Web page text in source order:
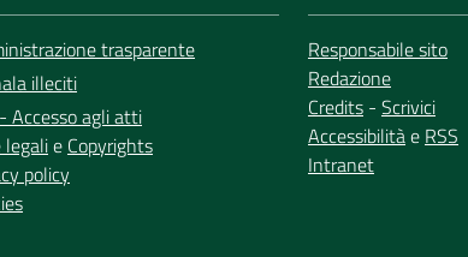
trasparente
illeciti
Accesso agli atti
legalie Copyrights
policy
Responsabile sito
Redazione
Credits - Scrivici
Accessibilitàe RSS
Intranet